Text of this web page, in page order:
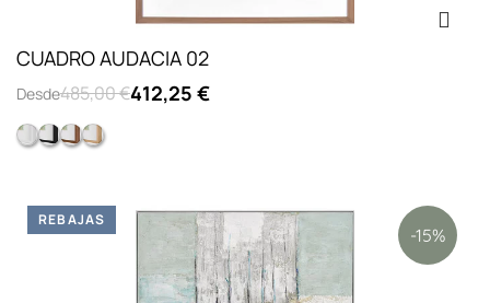
CUADRO AUDACIA 02
Desde485,00 €412,25 €
Caja 09 blanco lacado vitrina
Caja 09 negro lacado vitrina
Caja 09 nogal
Caja 09 roble
-15%
REBAJAS